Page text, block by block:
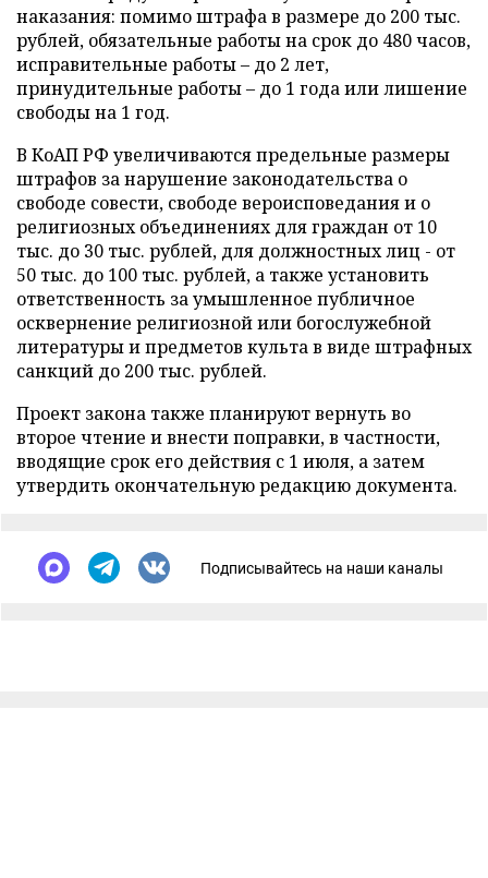
наказания: помимо штрафа в размере до 200 тыс.
рублей, обязательные работы на срок до 480 часов,
исправительные работы – до 2 лет,
принудительные работы – до 1 года или лишение
свободы на 1 год.
В КоАП РФ увеличиваются предельные размеры
штрафов за нарушение законодательства о
свободе совести, свободе вероисповедания и о
религиозных объединениях для граждан от 10
тыс. до 30 тыс. рублей, для должностных лиц - от
50 тыс. до 100 тыс. рублей, а также установить
ответственность за умышленное публичное
осквернение религиозной или богослужебной
литературы и предметов культа в виде штрафных
санкций до 200 тыс. рублей.
Проект закона также планируют вернуть во
второе чтение и внести поправки, в частности,
вводящие срок его действия с 1 июля, а затем
утвердить окончательную редакцию документа.
Подписывайтесь на наши каналы